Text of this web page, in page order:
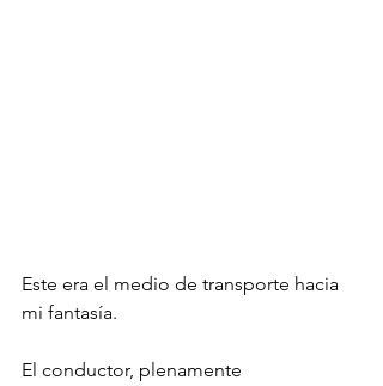
Este era el medio de transporte hacia
mi fantasía.
El conductor, plenamente